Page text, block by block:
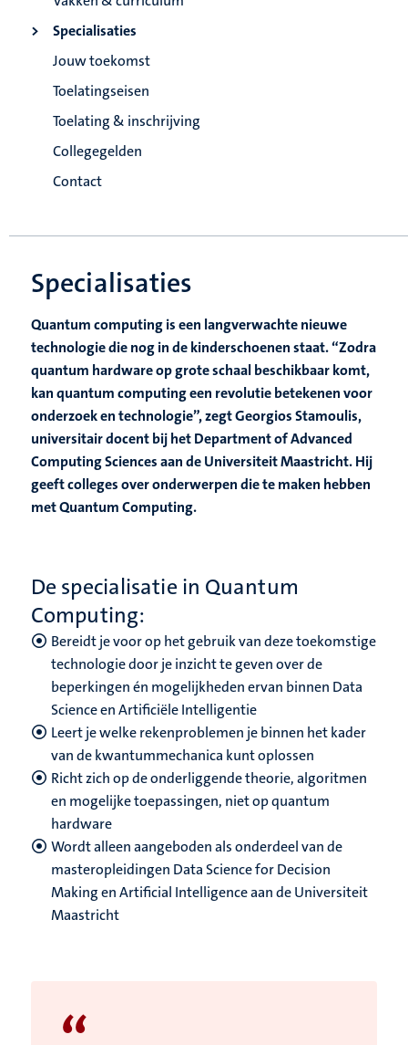
Specialisaties
Jouw toekomst
Toelatingseisen
Toelating & inschrijving
Collegegelden
Contact
Specialisaties
Quantum computing is een langverwachte nieuwe
technologie die nog in de kinderschoenen staat. “Zodra
quantum hardware op grote schaal beschikbaar komt,
kan quantum computing een revolutie betekenen voor
onderzoek en technologie”, zegt Georgios Stamoulis,
universitair docent bij het Department of Advanced
Computing Sciences aan de Universiteit Maastricht. Hij
geeft colleges over onderwerpen die te maken hebben
met Quantum Computing.
De specialisatie in Quantum
Computing:
Bereidt je voor op het gebruik van deze toekomstige
technologie door je inzicht te geven over de
beperkingen én mogelijkheden ervan binnen Data
Science en Artificiële Intelligentie
Leert je welke rekenproblemen je binnen het kader
van de kwantummechanica kunt oplossen
Richt zich op de onderliggende theorie, algoritmen
en mogelijke toepassingen, niet op quantum
hardware
Wordt alleen aangeboden als onderdeel van de
masteropleidingen Data Science for Decision
Making en Artificial Intelligence aan de Universiteit
Maastricht